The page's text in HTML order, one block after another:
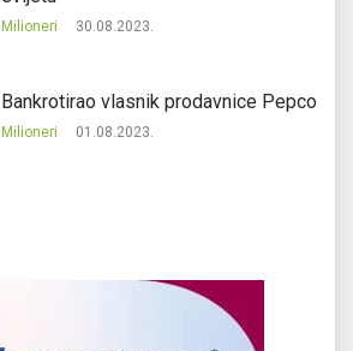
Milioneri 30.08.2023.
Bankrotirao vlasnik prodavnice Pepco
Milioneri 01.08.2023.